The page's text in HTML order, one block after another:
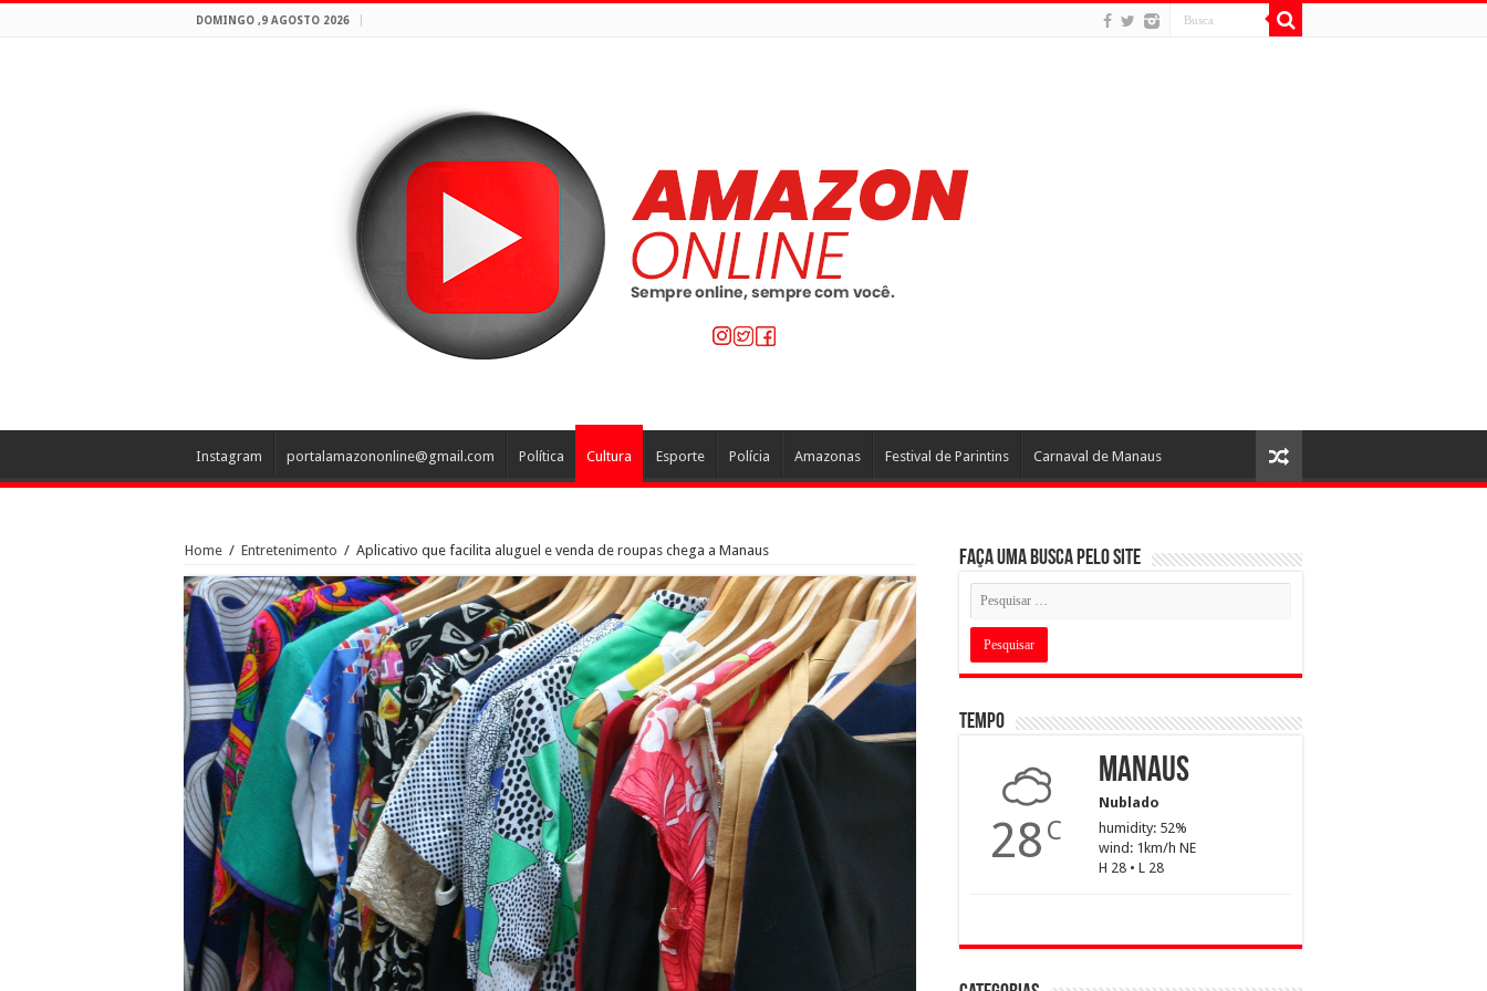
DOMINGO ,9 AGOSTO 2026
Instagram portalamazononline@gmail.com Política Cultura Esporte Polícia Amazonas Festival de Parintins Carnaval de Manaus
Home / Entretenimento / Aplicativo que facilita aluguel e venda de roupas chega a Manaus Faça uma busca pelo Site
Tempo
28 C
Manaus
Nublado
humidity: 52%
wind: 1km/h NE
H 28 • L 28